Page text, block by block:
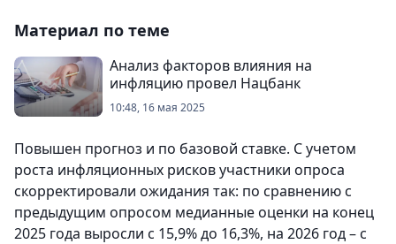
Материал по теме
Анализ факторов влияния на
инфляцию провел Нацбанк
10:48, 16 мая 2025
Повышен прогноз и по базовой ставке. С учетом
роста инфляционных рисков участники опроса
скорректировали ожидания так: по сравнению с
предыдущим опросом медианные оценки на конец
2025 года выросли с 15,9% до 16,3%, на 2026 год – с